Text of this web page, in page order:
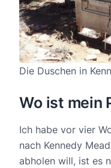
Die Duschen in
Wo ist mein
Ich habe vor vier
nach Kennedy
abholen will, ist es